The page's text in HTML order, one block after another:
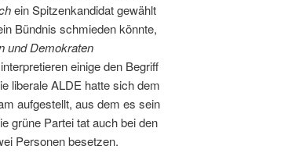
ein Spitzenkandidat gewählt
Bündnis schmieden könnte,
und Demokraten
einige den Begriff
liberale ALDE hatte sich dem
aufgestellt, aus dem es sein
grüne Partei tat auch bei den
Personen besetzen.